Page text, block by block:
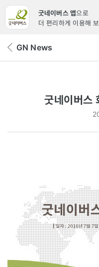
굿네이버스 앱으로
더 편리하게 이용해
뒤 GN News
굿네이버스